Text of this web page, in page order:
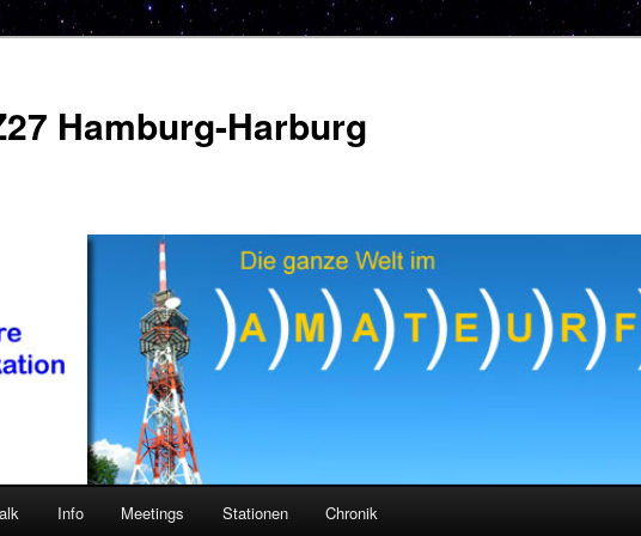
Hamburg-Harburg
Info Meetings Stationen Chronik